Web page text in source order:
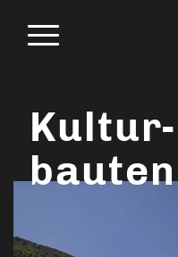
Kultur-
bauten